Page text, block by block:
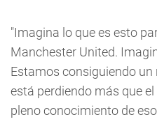
"Imagina lo que es esto
Manchester United.
Estamos consiguiendo un
está perdiendo más que
pleno conocimiento de